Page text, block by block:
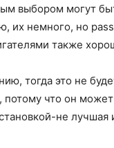
выбором могут
их немного, но
также
тогда это не
потому что он
не